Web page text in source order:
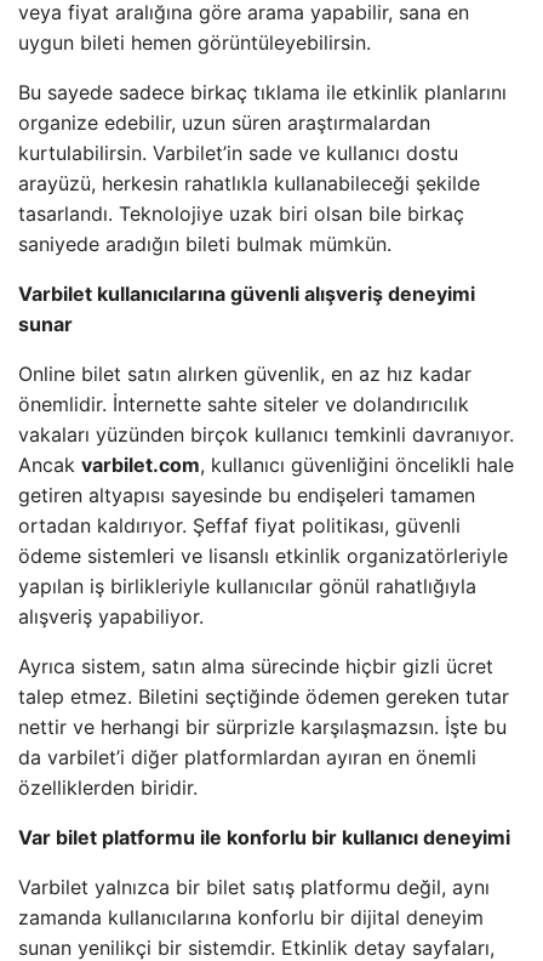
veya fiyat aralığına göre arama yapabilir, sana en
uygun bileti hemen görüntüleyebilirsin.
Bu sayede sadece birkaç tıklama ile etkinlik planlarını
organize edebilir, uzun süren araştırmalardan
kurtulabilirsin. Varbilet’in sade ve kullanıcı dostu
arayüzü, herkesin rahatlıkla kullanabileceği şekilde
tasarlandı. Teknolojiye uzak biri olsan bile birkaç
saniyede aradığın bileti bulmak mümkün.
Varbilet kullanıcılarına güvenli alışveriş deneyimi
sunar
Online bilet satın alırken güvenlik, en az hız kadar
önemlidir. İnternette sahte siteler ve dolandırıcılık
vakaları yüzünden birçok kullanıcı temkinli davranıyor.
Ancak varbilet.com, kullanıcı güvenliğini öncelikli hale
getiren altyapısı sayesinde bu endişeleri tamamen
ortadan kaldırıyor. Şeffaf fiyat politikası, güvenli
ödeme sistemleri ve lisanslı etkinlik organizatörleriyle
yapılan iş birlikleriyle kullanıcılar gönül rahatlığıyla
alışveriş yapabiliyor.
Ayrıca sistem, satın alma sürecinde hiçbir gizli ücret
talep etmez. Biletini seçtiğinde ödemen gereken tutar
nettir ve herhangi bir sürprizle karşılaşmazsın. İşte bu
da varbilet’i diğer platformlardan ayıran en önemli
özelliklerden biridir.
Var bilet platformu ile konforlu bir kullanıcı deneyimi
Varbilet yalnızca bir bilet satış platformu değil, aynı
zamanda kullanıcılarına konforlu bir dijital deneyim
sunan yenilikçi bir sistemdir. Etkinlik detay sayfaları,